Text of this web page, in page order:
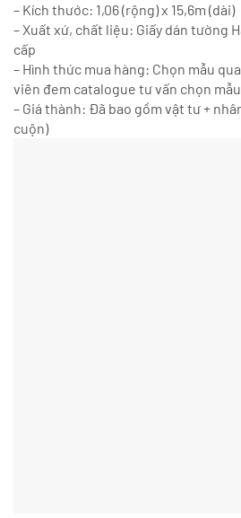
– Kích thước: 1,06 (rộng) x 15,6m (dài)
– Xuất xứ, chất liệu: Giấy dán tường
cấp
– Hình thức mua hàng: Chọn mẫu
viên đem catalogue tư vấn chọn
– Giá thành: Đã bao gồm vật tư +
cuộn)